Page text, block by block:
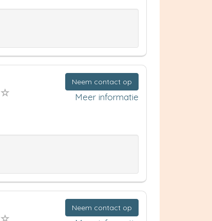
Neem contact op
Meer informatie
Neem contact op